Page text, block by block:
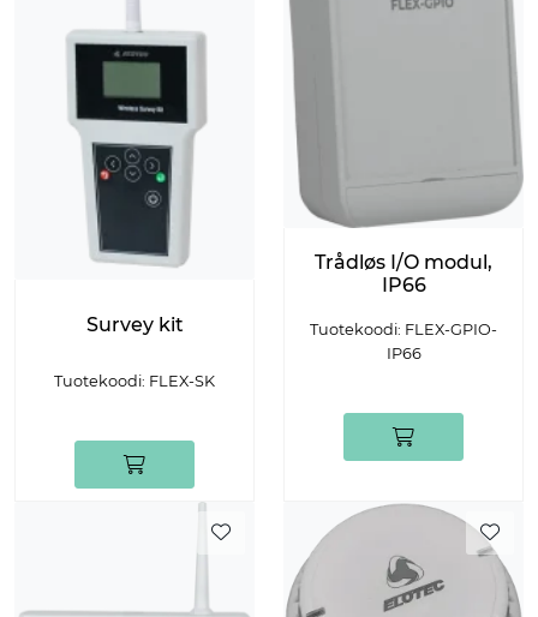
Survey kit
Tuotekoodi: FLEX-SK
Trådløs I/O modul,
IP66
Tuotekoodi: FLEX-GPIO-
IP66